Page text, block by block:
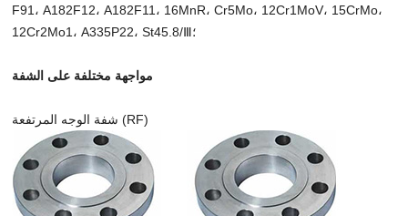
F91، A182F12، A182F11، 16MnR، Cr5Mo، 12Cr1MoV، 15CrMo،
12Cr2Mo1، A335P22، St45.8/Ⅲ؛
مواجهة مختلفة على الشفة
شفة الوجه المرتفعة (RF)